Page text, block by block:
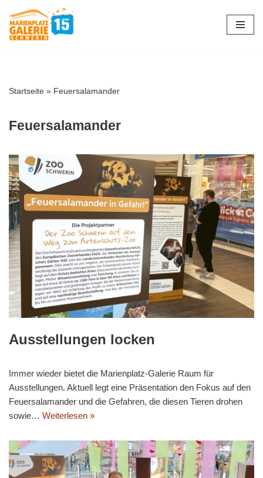
Zum
Startseite » Feuersalamander
Feuersalamander
Ausstellungen locken
Immer wieder bietet die Marienplatz-Galerie Raum für
Ausstellungen. Aktuell legt eine Präsentation den Fokus auf den
Feuersalamander und die Gefahren, die diesen Tieren drohen
sowie… Weiterlesen »